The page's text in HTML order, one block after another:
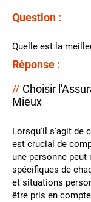
Question :
Quelle est la
Réponse :
Choisir
Mieux
Lorsqu'il s'agit de
est crucial de
une personne peut
spécifiques de
et situations
être pris en